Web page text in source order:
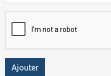
Ajouter